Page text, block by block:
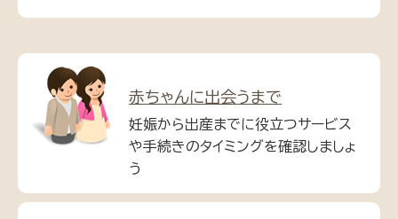
赤ちゃんに出会うまで
妊娠から出産までに役立つサービス
や手続きのタイミングを確認しましょ
う